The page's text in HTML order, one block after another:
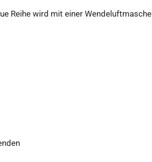
Reihe wird mit einer Wendeluftmasche